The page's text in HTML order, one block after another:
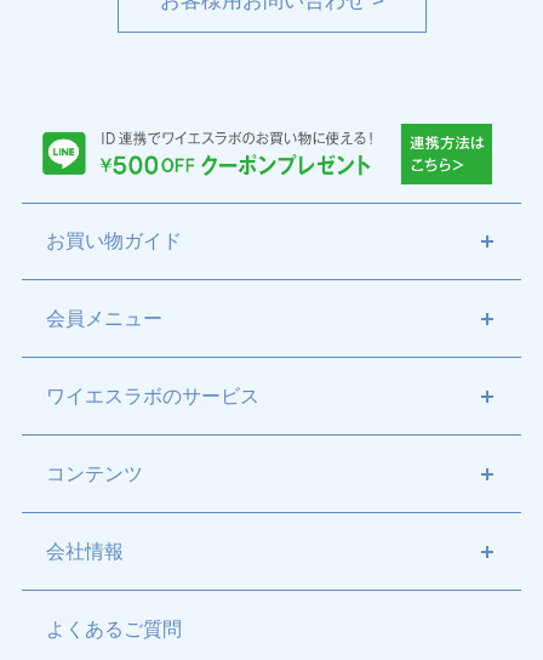
お買い物ガイド
会員メニュー
ワイエスラボのサービス
コンテンツ
会社情報
よくあるご質問